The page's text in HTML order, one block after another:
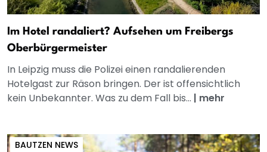
Im Hotel randaliert? Aufsehen um Freibergs
Oberbürgermeister
In Leipzig muss die Polizei einen randalierenden
Hotelgast zur Räson bringen. Der ist offensichtlich
kein Unbekannter. Was zu dem Fall bis... | mehr
BAUTZEN NEWS